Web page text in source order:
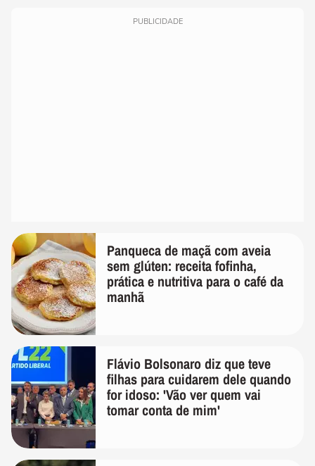
PUBLICIDADE
Panqueca de maçã com aveia
sem glúten: receita fofinha,
prática e nutritiva para o café da
manhã
Flávio Bolsonaro diz que teve
filhas para cuidarem dele quando
for idoso: 'Vão ver quem vai
tomar conta de mim'